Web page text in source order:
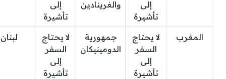
إلى
تأشيرة
والغرينادين
إلى
تأشيرة
المغرب
لا يحتاج
السفر
إلى
تأشيرة
جمهورية
الدومينيكان
لا يحتاج
السفر
إلى
تأشيرة
لبنان